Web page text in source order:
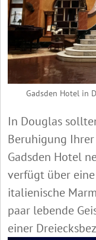
Gadsden Hotel in
In Douglas
Beruhigung
Gadsden Hotel
verfügt über
italienische
paar lebende
einer